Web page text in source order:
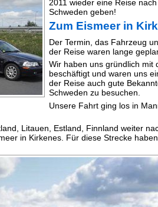
2011 wieder eine Reise nach
Schweden geben!
Zum Eismeer in
Der Termin, das Fahrzeug
der Reise waren lange
Wir haben uns gründlich mit
beschäftigt und waren uns
der Reise auch gute
Schweden zu besuchen.
Unsere Fahrt ging los in
Litauen, Estland, Finnland weiter
in Kirkenes. Für diese Strecke